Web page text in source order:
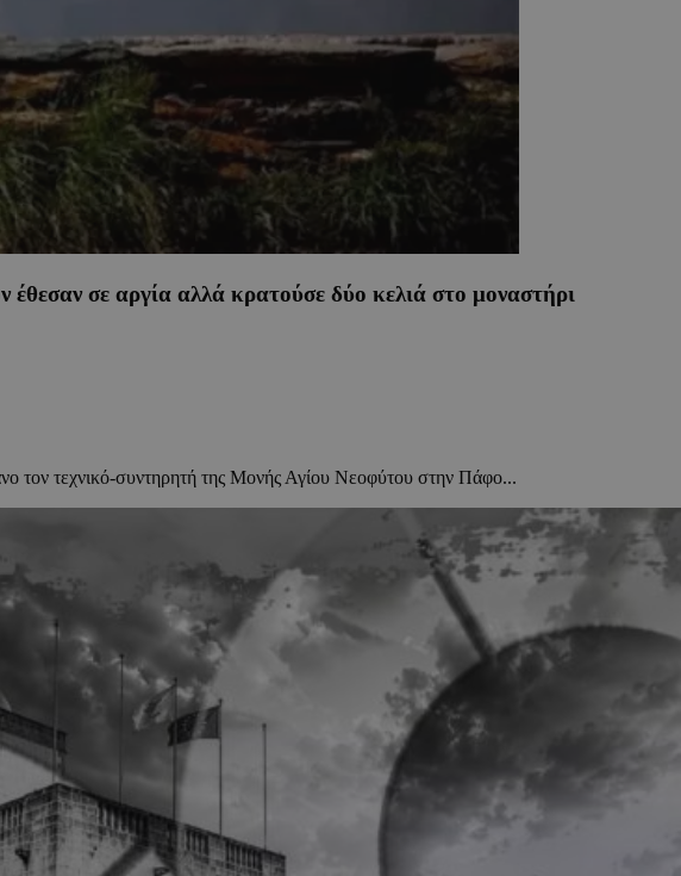
σε αργία αλλά κρατούσε δύο κελιά στο μοναστήρι
τον τεχνικό-συντηρητή της Μονής Αγίου Νεοφύτου στην Πάφο...